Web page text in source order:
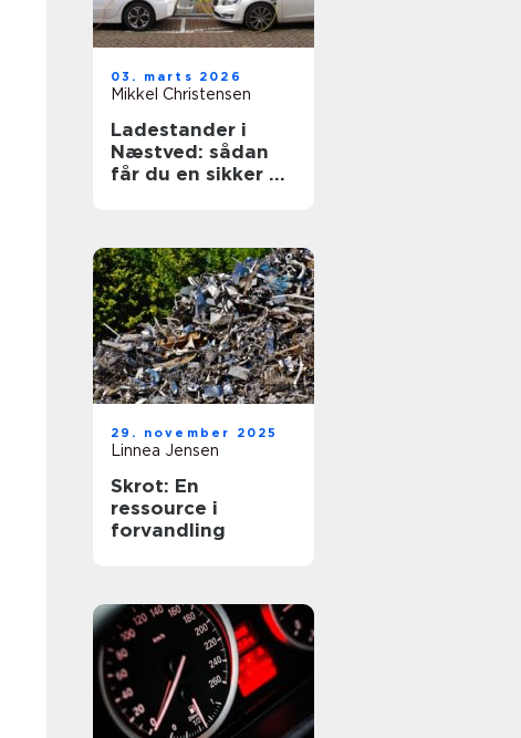
03. marts 2026
Mikkel Christensen
Ladestander i
Næstved: sådan
får du en sikker og
29. november 2025
Linnea Jensen
Skrot: En
ressource i
forvandling